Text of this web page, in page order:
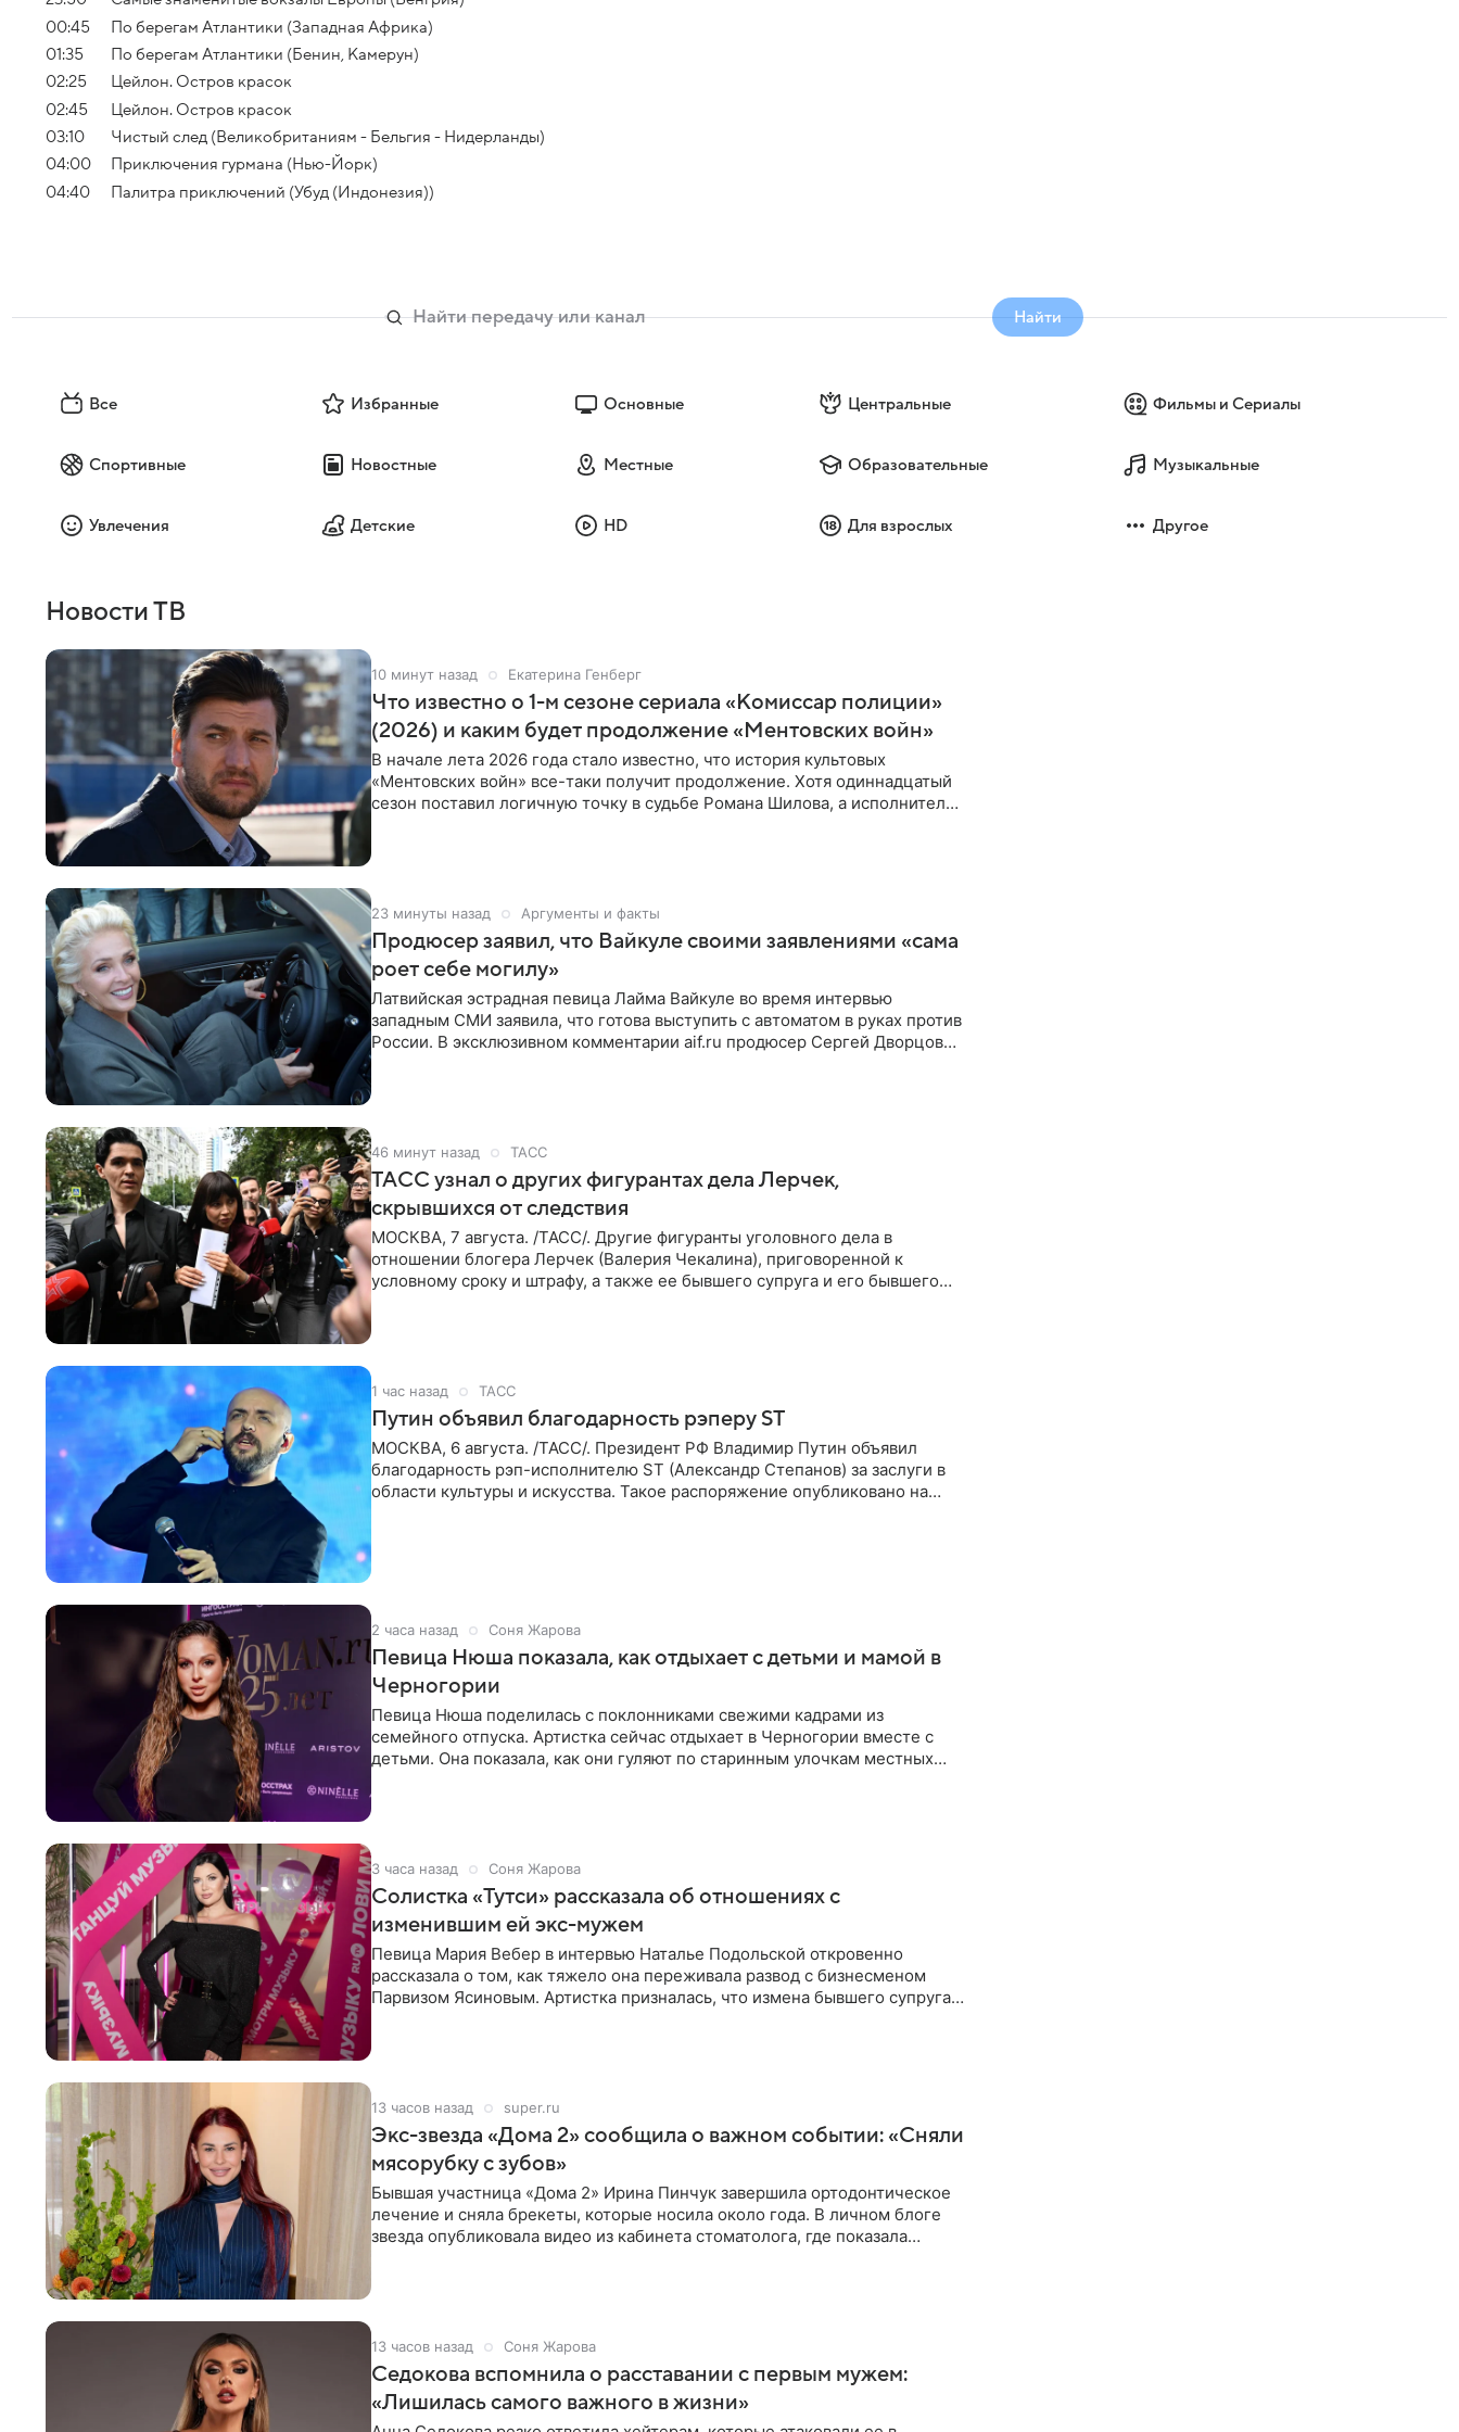
00:45
По берегам Атлантики (Западная Африка)
01:35
По берегам Атлантики (Бенин, Камерун)
02:25
Цейлон. Остров красок
02:45
Цейлон. Остров красок
03:10
Чистый след (Великобританиям - Бельгия - Нидерланды)
04:00
Приключения гурмана (Нью-Йорк)
04:40
Палитра приключений (Убуд (Индонезия))
Найти
Все Избранные Основные Центральные Фильмы и Сериалы
Спортивные Новостные Местные Образовательные Музыкальные
Увлечения Детские HD Для взрослых Другое
Новости ТВ
10 минут назад Екатерина Генберг
Что известно о 1-м сезоне сериала «Комиссар полиции»
(2026) и каким будет продолжение «Ментовских войн»
В начале лета 2026 года стало известно, что история культовых
«Ментовских войн» все-таки получит продолжение. Хотя одиннадцатый
сезон поставил логичную точку в судьбе Романа Шилова, а исполнитель
23 минуты назад Аргументы и факты
Продюсер заявил, что Вайкуле своими заявлениями «сама
роет себе могилу»
Латвийская эстрадная певица Лайма Вайкуле во время интервью
западным СМИ заявила, что готова выступить с автоматом в руках против
России. В эксклюзивном комментарии aif.ru продюсер Сергей Дворцов
46 минут назад ТАСС
ТАСС узнал о других фигурантах дела Лерчек,
скрывшихся от следствия
МОСКВА, 7 августа. /ТАСС/. Другие фигуранты уголовного дела в
отношении блогера Лерчек (Валерия Чекалина), приговоренной к
условному сроку и штрафу, а также ее бывшего супруга и его бывшего
1 час назад ТАСС
Путин объявил благодарность рэперу ST
МОСКВА, 6 августа. /ТАСС/. Президент РФ Владимир Путин объявил
благодарность рэп-исполнителю ST (Александр Степанов) за заслуги в
области культуры и искусства. Такое распоряжение опубликовано на
2 часа назад Соня Жарова
Певица Нюша показала, как отдыхает с детьми и мамой в
Черногории
Певица Нюша поделилась с поклонниками свежими кадрами из
семейного отпуска. Артистка сейчас отдыхает в Черногории вместе с
детьми. Она показала, как они гуляют по старинным улочкам местных
3 часа назад Соня Жарова
Солистка «Тутси» рассказала об отношениях с
изменившим ей экс-мужем
Певица Мария Вебер в интервью Наталье Подольской откровенно
рассказала о том, как тяжело она переживала развод с бизнесменом
Парвизом Ясиновым. Артистка призналась, что измена бывшего супруга
13 часов назад super.ru
Экс-звезда «Дома 2» сообщила о важном событии: «Сняли
мясорубку с зубов»
Бывшая участница «Дома 2» Ирина Пинчук завершила ортодонтическое
лечение и сняла брекеты, которые носила около года. В личном блоге
звезда опубликовала видео из кабинета стоматолога, где показала
13 часов назад Соня Жарова
Седокова вспомнила о расставании с первым мужем:
«Лишилась самого важного в жизни»